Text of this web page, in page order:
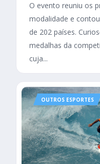
O evento reuniu os
modalidade e
de 202 países.
medalhas da
cuja...
OUTROS ESPORTES